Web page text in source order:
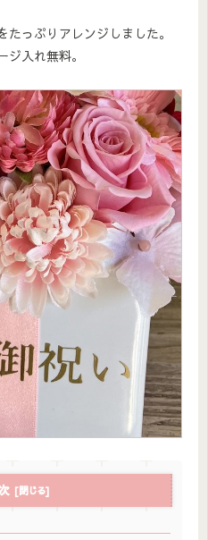
っぷりアレンジしました。
入れ無料。